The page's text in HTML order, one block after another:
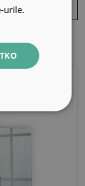
ponuku
urile.